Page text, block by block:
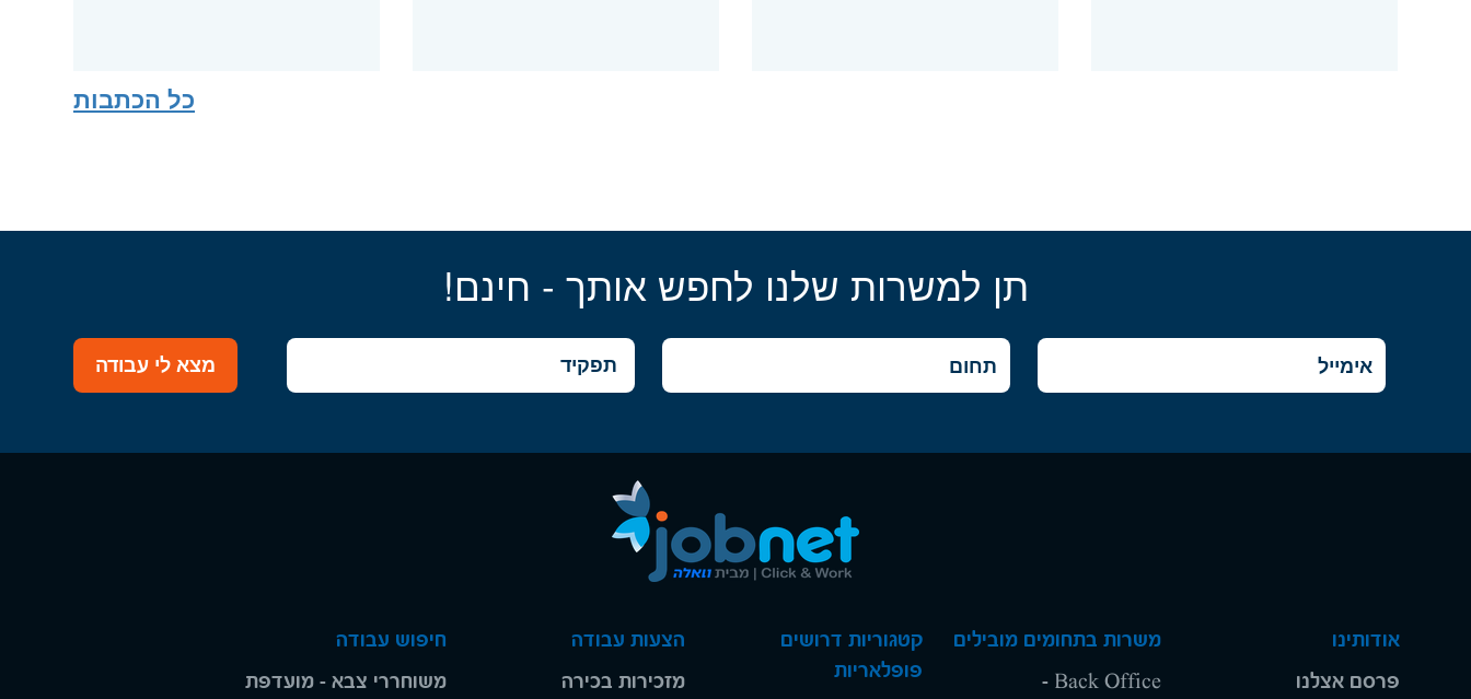
כל הכתבות
תן למשרות שלנו לחפש אותך - חינם!
מצא לי עבודה
אודותינו
פרסם אצלנו
משרות בתחומים מובילים
Back Office -
קטגוריות דרושים
פופלאריות
הצעות עבודה
מזכירות בכירה
חיפוש עבודה
משוחררי צבא - מועדפת